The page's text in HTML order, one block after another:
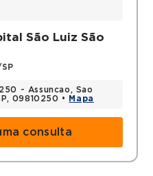
Brasileira de
São Luiz São
- Assuncao, Sao
09810250 •
Mapa
consulta